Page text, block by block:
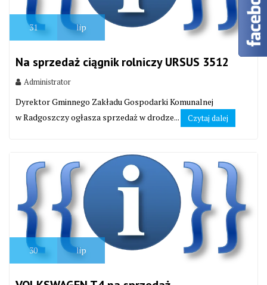
31 lip
Na sprzedaż ciągnik rolniczy URSUS 3512
Administrator
Dyrektor Gminnego Zakładu Gospodarki Komunalnej
w Radgoszczy ogłasza sprzedaż w drodze...
Czytaj dalej
30 lip